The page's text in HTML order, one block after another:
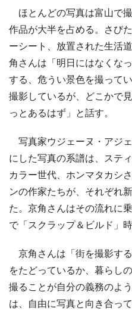
ほとんどの写真は富山で
作品が大半を占める。さび
ーシート、放置された生活
角さんは「明日にはなくな
する、危うい景色を撮って
撮影しているが、どこかで
っとあるはず」と話す。
写真家ウジェーヌ・アジ
にした写真の系譜は、ステ
カラー世代、ホンマタカシ
ンの作家たちが、それぞれ
た。京角さんはその流れに
で「スクラップ＆ビルド」
京角さんは「街を撮影す
をたどっているか、暮らし
撮ることが自分の義務のよ
は、自由に写真と向き合っ